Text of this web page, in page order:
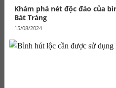
Khám phá nét độc đáo của
Bát Tràng
15/08/2024